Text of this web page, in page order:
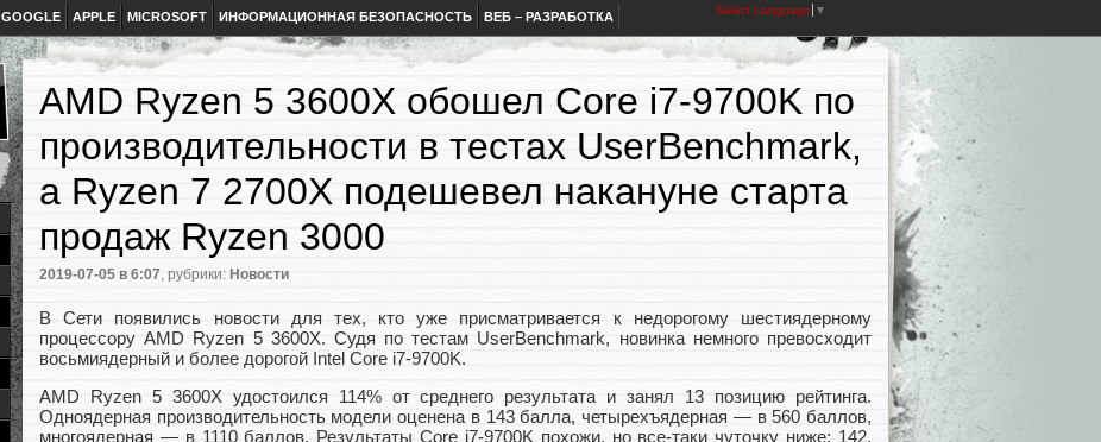
GOOGLE APPLE MICROSOFT ИНФОРМАЦИОННАЯ БЕЗОПАСНОСТЬ ВЕБ – РАЗРАБОТКА Select Language ▼
AMD Ryzen 5 3600X обошел Core i7-9700K по
производительности в тестах UserBenchmark,
а Ryzen 7 2700X подешевел накануне старта
продаж Ryzen 3000
2019-07-05 в 6:07, рубрики: Новости
В Сети появились новости для тех, кто уже присматривается к недорогому шестиядерному
процессору AMD Ryzen 5 3600X. Судя по тестам UserBenchmark, новинка немного превосходит
восьмиядерный и более дорогой Intel Core i7-9700K.
AMD Ryzen 5 3600X удостоился 114% от среднего результата и занял 13 позицию рейтинга.
Одноядерная производительность модели оценена в 143 балла, четырехъядерная — в 560 баллов,
многоядерная — в 1110 баллов. Результаты Core i7-9700K похожи, но все-таки чуточку ниже: 142,